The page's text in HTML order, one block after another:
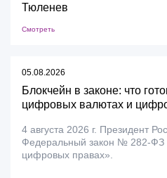
Тюленев
Смотреть
05.08.2026
Блокчейн в законе: что
цифровых валютах и
4 августа 2026 г. Президент
Федеральный закон № 282-
цифровых правах».